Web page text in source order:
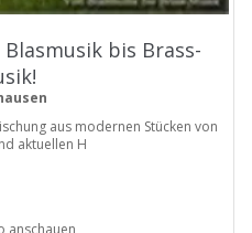
bis Brass-
aus modernen Stücken von
aktuellen H
anschauen